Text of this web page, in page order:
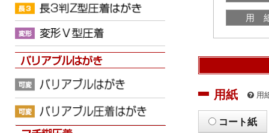
用
用紙 用
コート紙